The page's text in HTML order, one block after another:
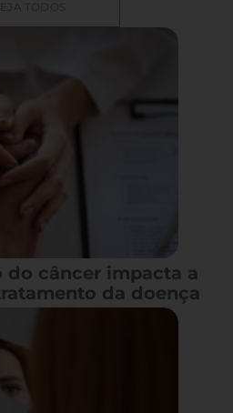
TODOS
do câncer impacta a
da doença